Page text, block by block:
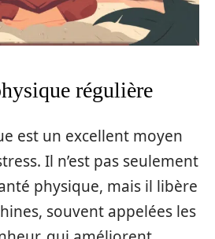
régulière
est un excellent moyen
Il n’est pas seulement
physique, mais il libère
souvent appelées les